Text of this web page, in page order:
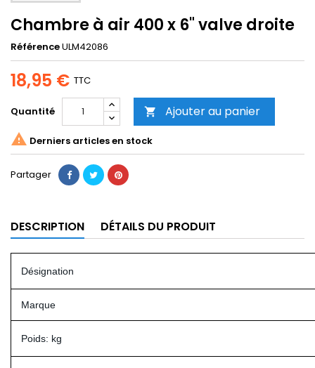
Chambre à air 400 x 6" valve droite
RéférenceULM42086
18,95 € TTC
Quantité  Ajouter au panier
 Derniers articles en stock
Partager
DESCRIPTION DÉTAILS DU PRODUIT
Désignation
Marque
Poids: kg